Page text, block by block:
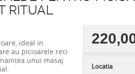
RITUAL
ideal in
au picioarele reci
unui masaj
Locatia